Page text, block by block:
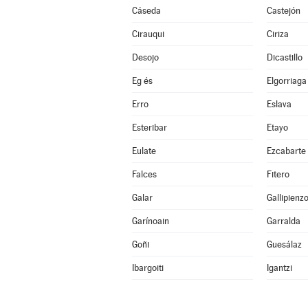
Cáseda Castejón
Cirauqui Ciriza
Desojo Dicastillo
Eg és Elgorriaga
Erro Eslava
Esteribar Etayo
Eulate Ezcabarte
Falces Fitero
Galar Gallipienzo
Garínoain Garralda
Goñi Guesálaz
Ibargoiti Igantzi